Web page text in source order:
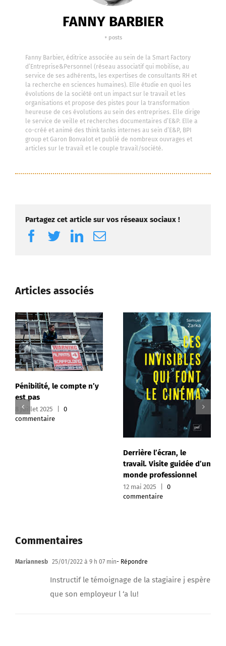
FANNY BARBIER
+ posts
Fanny Barbier, éditrice associée au sein de la Smart Factory
d’Entreprise&Personnel (réseau associatif qui mobilise, au
service de ses adhérents, les expertises de consultants RH et
la recherche en sciences humaines). Elle étudie en quoi les
évolutions de la société ont un impact sur le travail et les
organisations et propose des pistes pour la transformation
heureuse de ces évolutions au sein des entreprises. Elle dirige
le service de veille et recherches documentaires d’E&P. Elle a
co-créé et animé des think tanks internes au sein d’E&P, BPI
group et Garon Bonvalot et publié de nombreux ouvrages et
articles sur le travail et le couple travail/société.
Partagez cet article sur vos réseaux sociaux !
Facebook
TwitterLinkedIn
Email
Articles associés
n’y
Derrière l’écran, le
travail. Visite guidée d’un
monde professionnel
La santé
cause nationale
l’entreprise
24 février 2025
commentaire
Commentaires
Mariannesb 25/01/2022 à 9 h 07 min- Répondre
Instructif le témoignage de la stagiaire j espère
que son employeur l ‘a lu!